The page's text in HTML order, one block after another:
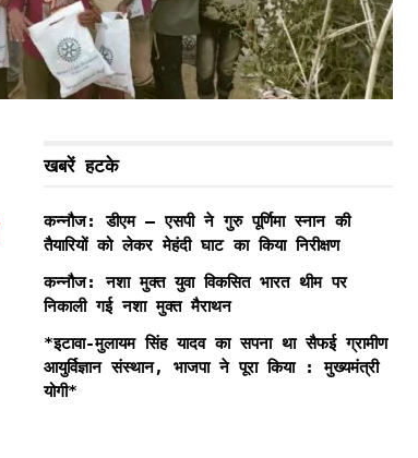
खबरें हटके
कन्नौज: डीएम – एसपी ने गुरु पूर्णिमा स्नान की
तैयारियों को लेकर मेहंदी घाट का किया निरीक्षण
कन्नौज: नशा मुक्त युवा विकसित भारत थीम पर
निकाली गई नशा मुक्त मैराथन
*इटावा-मुलायम सिंह यादव का सपना था सैफई ग्रामीण
आयुर्विज्ञान संस्थान, भाजपा ने पूरा किया : मुख्यमंत्री
योगी*